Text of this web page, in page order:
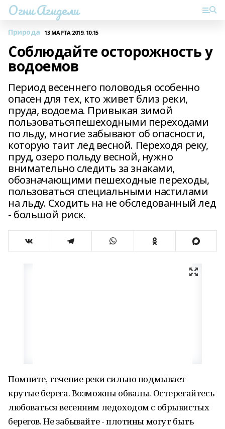
Огни Агидели
Природа 13 МАРТА 2019, 10:15
Соблюдайте осторожность у
водоемов
Период весеннего половодья особенно
опасен для тех, кто живет близ реки,
пруда, водоема. Привыкая зимой
пользоватьсяпешеходными переходами
по льду, многие забывают об опасности,
которую таит лед весной. Переходя реку,
пруд, озеро польду весной, нужно
внимательно следить за знаками,
обозначающими пешеходные переходы,
пользоваться специальными настилами
на льду. Сходить на не обследованный лед
- большой риск.
Помните, течение реки сильно подмывает
крутые берега. Возможны обвалы. Остерегайтесь
любоваться весенним ледоходом с обрывистых
берегов. Не забывайте - плотины могут быть